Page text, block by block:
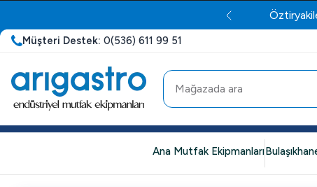
Müşteri Destek: 0(536) 611 99 51
Ana Mutfak Ekipmanları